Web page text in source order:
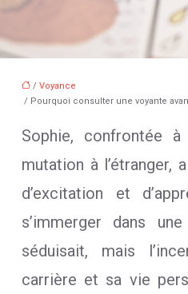
/ Voyance
/ Pourquoi consulter une voyante
Sophie, confrontée
mutation à l’étranger,
d’excitation et
s’immerger dans
séduisait, mais
carrière et sa vie